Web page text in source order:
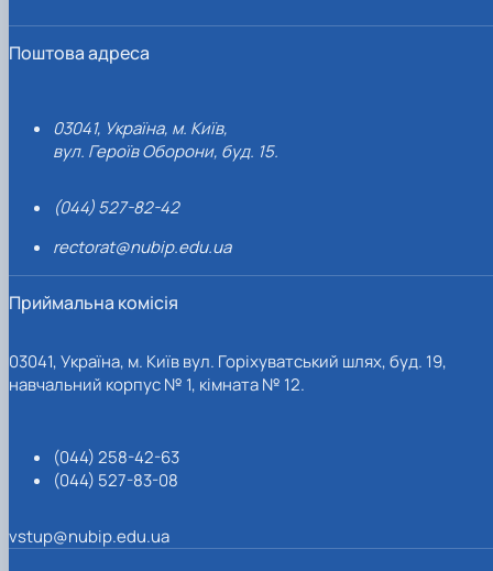
Поштова адреса
03041, Україна, м. Київ,
вул. Героїв Оборони, буд. 15.
(044) 527-82-42
rectorat@nubip.edu.ua
Приймальна комісія
03041, Україна, м. Київ вул. Горіхуватський шлях, буд. 19,
навчальний корпус № 1, кімната № 12.
(044) 258-42-63
(044) 527-83-08
vstup@nubip.edu.ua